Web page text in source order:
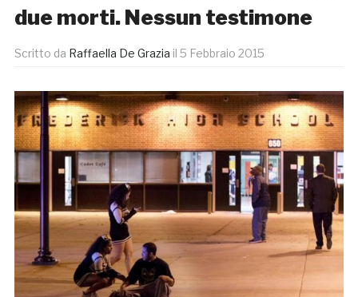
due morti. Nessun testimone
Scritto da Raffaella De Grazia il 5 Febbraio 2015